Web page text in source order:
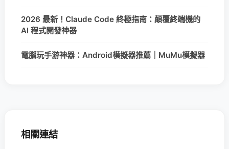
2026 最新！Claude Code 終極指南：顛覆終端機的
AI 程式開發神器
電腦玩手游神器：Android模擬器推薦｜MuMu模擬器
相關連結